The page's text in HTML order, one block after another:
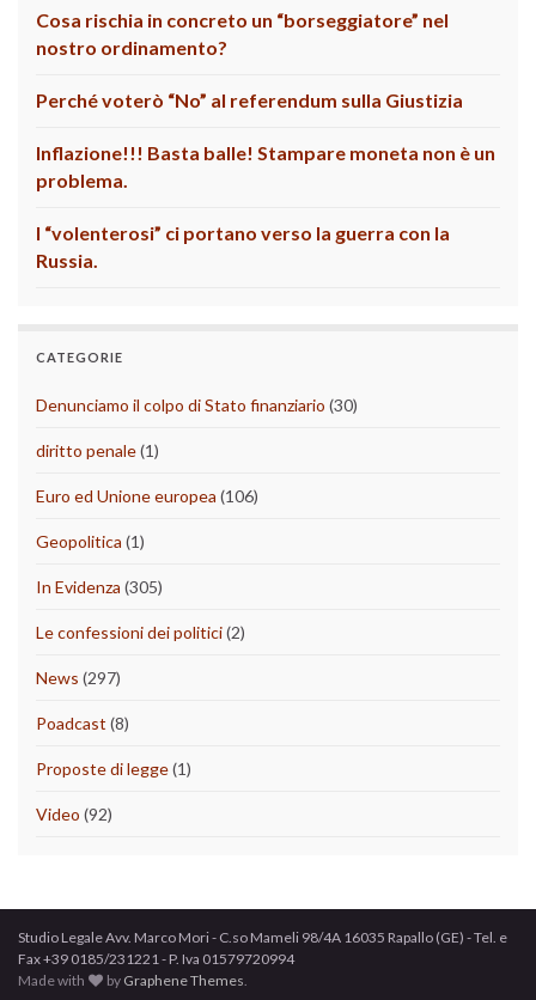
Cosa rischia in concreto un “borseggiatore” nel
nostro ordinamento?
Perché voterò “No” al referendum sulla Giustizia
Inflazione!!! Basta balle! Stampare moneta non è un
problema.
I “volenterosi” ci portano verso la guerra con la
Russia.
CATEGORIE
Denunciamo il colpo di Stato finanziario (30)
diritto penale(1)
Euro ed Unione europea (106)
Geopolitica (1)
In Evidenza (305)
Le confessioni dei politici(2)
News (297)
Poadcast (8)
Proposte di legge(1)
Video (92)
Studio Legale Avv. Marco Mori - C.so Mameli 98/4A 16035 Rapallo (GE) - Tel. e
Fax +39 0185/231221 - P. Iva 01579720994
Made with
by Graphene Themes.